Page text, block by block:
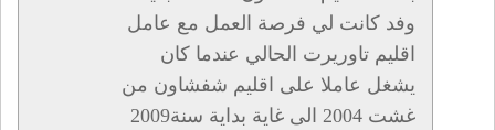
وفد كانت لي فرصة العمل مع عامل
اقليم تاوريرت الحالي عندما كان
يشغل عاملا على اقليم شفشاون من
غشت 2004 الى غاية بداية سنة2009